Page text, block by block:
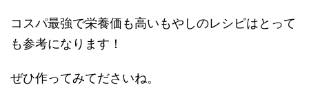
コスパ最強で栄養価も高いもやしのレシピはとって
も参考になります！
ぜひ作ってみてださいね。